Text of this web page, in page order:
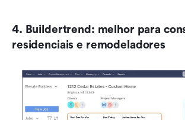
4. Buildertrend: melhor para
residenciais e remodeladores